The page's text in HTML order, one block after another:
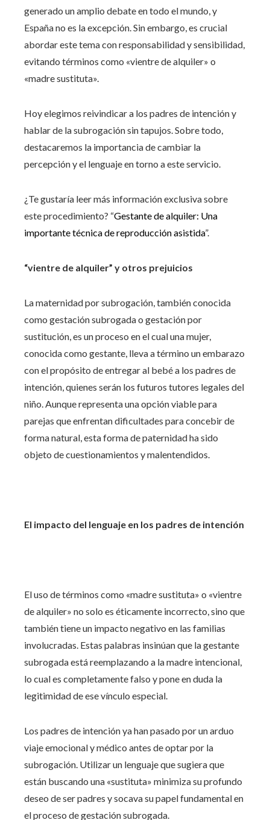
generado un amplio debate en todo el mundo, y
España no es la excepción. Sin embargo, es crucial
abordar este tema con responsabilidad y sensibilidad,
evitando términos como «vientre de alquiler» o
«madre sustituta».
Hoy elegimos reivindicar a los padres de intención y
hablar de la subrogación sin tapujos. Sobre todo,
destacaremos la importancia de cambiar la
percepción y el lenguaje en torno a este servicio.
¿Te gustaría leer más información exclusiva sobre
este procedimiento? “Gestante de alquiler: Una
importante técnica de reproducción asistida”.
“vientre de alquiler” y otros prejuicios
La maternidad por subrogación, también conocida
como gestación subrogada o gestación por
sustitución, es un proceso en el cual una mujer,
conocida como gestante, lleva a término un embarazo
con el propósito de entregar al bebé a los padres de
intención, quienes serán los futuros tutores legales del
niño. Aunque representa una opción viable para
parejas que enfrentan dificultades para concebir de
forma natural, esta forma de paternidad ha sido
objeto de cuestionamientos y malentendidos.
El impacto del lenguaje en los padres de intención
El uso de términos como «madre sustituta» o «vientre
de alquiler» no solo es éticamente incorrecto, sino que
también tiene un impacto negativo en las familias
involucradas. Estas palabras insinúan que la gestante
subrogada está reemplazando a la madre intencional,
lo cual es completamente falso y pone en duda la
legitimidad de ese vínculo especial.
Los padres de intención ya han pasado por un arduo
viaje emocional y médico antes de optar por la
subrogación. Utilizar un lenguaje que sugiera que
están buscando una «sustituta» minimiza su profundo
deseo de ser padres y socava su papel fundamental en
el proceso de gestación subrogada.